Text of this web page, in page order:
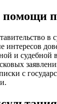
в
интересов
и судебной
с
.